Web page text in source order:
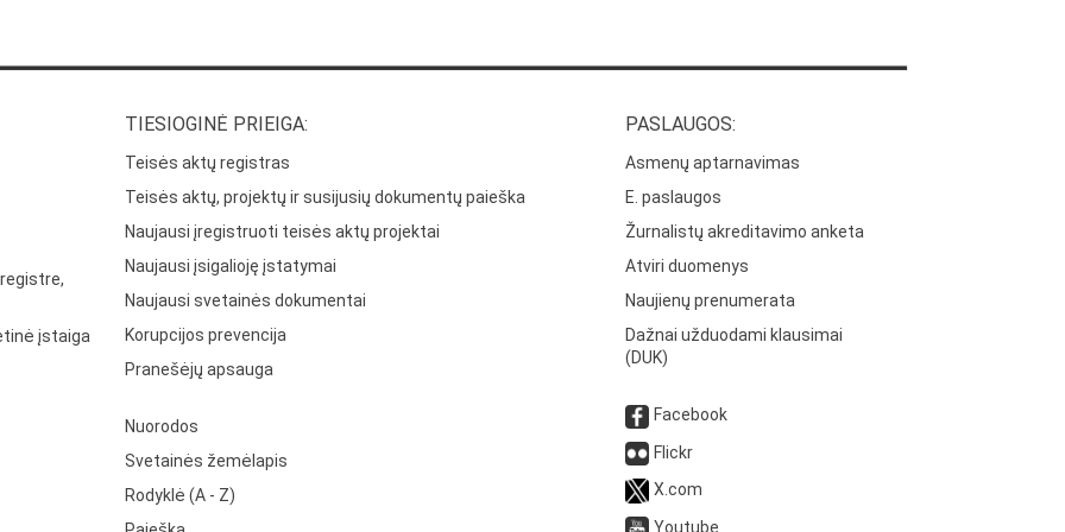
įstaiga
TIESIOGINĖ PRIEIGA:
Teisės aktų registras
Teisės aktų, projektų ir susijusių dokumentų paieška
Naujausi įregistruoti teisės aktų projektai
Naujausi įsigalioję įstatymai
Naujausi svetainės dokumentai
Korupcijos prevencija
Pranešėjų apsauga
Nuorodos
Svetainės žemėlapis
Rodyklė (A - Z)
PASLAUGOS:
Asmenų aptarnavimas
E. paslaugos
Žurnalistų akreditavimo anketa
Atviri duomenys
Naujienų prenumerata
Dažnai užduodami klausimai
(DUK)
Facebook
Flickr
X.com
Youtube